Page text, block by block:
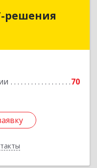
решения
70
IT-решения